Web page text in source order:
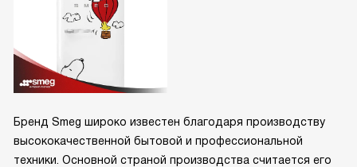
Бренд Smeg широко известен благодаря производству
высококачественной бытовой и профессиональной
техники. Основной страной производства считается его